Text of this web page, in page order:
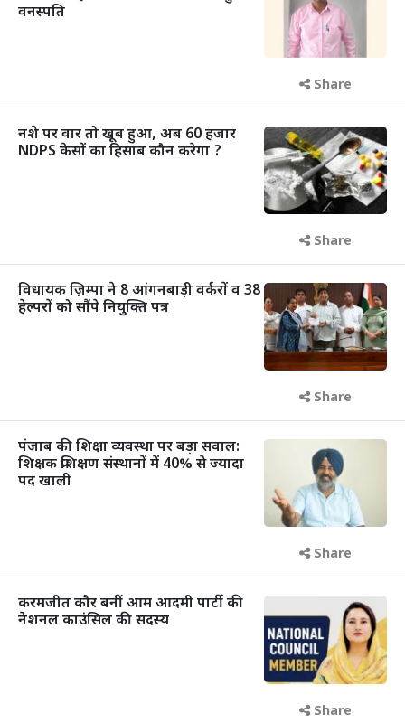
वनस्पति
Share
नशे पर वार तो खूब हुआ, अब 60 हजार
NDPS केसों का हिसाब कौन करेगा ?
Share
विधायक ज़िम्पा ने 8 आंगनबाड़ी वर्करों व 38
हेल्परों को सौंपे नियुक्ति पत्र
Share
पंजाब की शिक्षा व्यवस्था पर बड़ा सवाल:
शिक्षक प्रशिक्षण संस्थानों में 40% से ज्यादा
पद खाली
Share
करमजीत कौर बनीं आम आदमी पार्टी की
नेशनल काउंसिल की सदस्य
Share